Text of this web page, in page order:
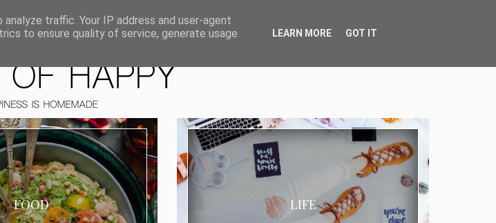
FOOD LIFE
traffic. Your IP address and user-agent
to ensure quality of service, generate usage
LEARN MORE GOT IT